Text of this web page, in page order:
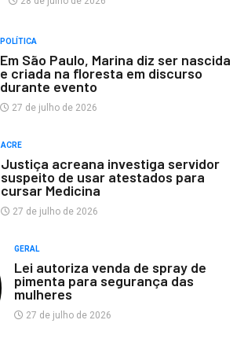
POLÍTICA
Em São Paulo, Marina diz ser nascida
e criada na floresta em discurso
durante evento
27 de julho de 2026
ACRE
Justiça acreana investiga servidor
suspeito de usar atestados para
cursar Medicina
27 de julho de 2026
GERAL
Lei autoriza venda de spray de
pimenta para segurança das
mulheres
27 de julho de 2026